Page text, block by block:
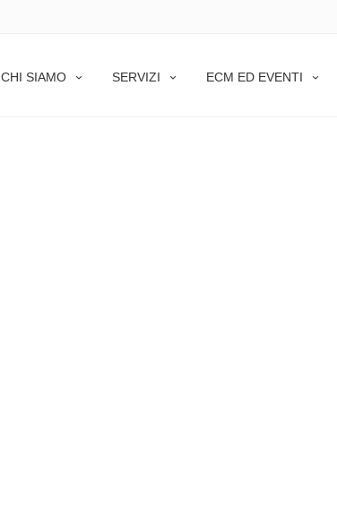
CHI SIAMO SERVIZI ECM ED EVENTI